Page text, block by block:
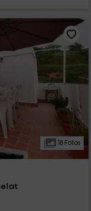
18 Fotos